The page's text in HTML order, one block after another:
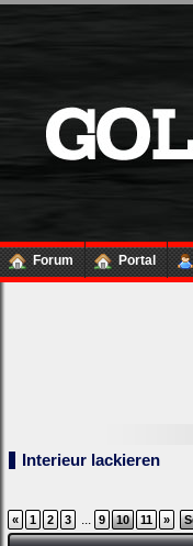
Forum Portal
Interieur lackieren
« 1 2 3 ... 9 10 11 »